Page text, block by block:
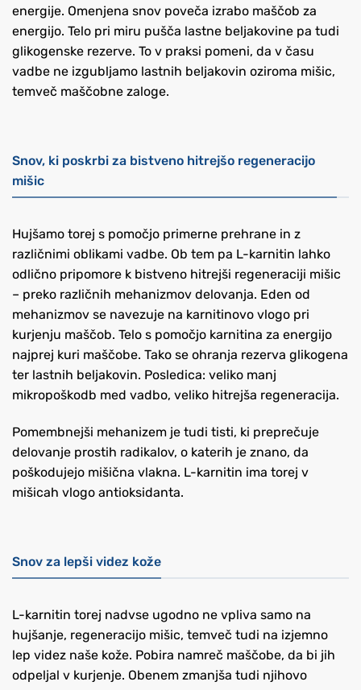
energije. Omenjena snov poveča izrabo maščob za
energijo. Telo pri miru pušča lastne beljakovine pa tudi
glikogenske rezerve. To v praksi pomeni, da v času
vadbe ne izgubljamo lastnih beljakovin oziroma mišic,
temveč maščobne zaloge.
Snov, ki poskrbi za bistveno hitrejšo regeneracijo
mišic
Hujšamo torej s pomočjo primerne prehrane in z
različnimi oblikami vadbe. Ob tem pa L-karnitin lahko
odlično pripomore k bistveno hitrejši regeneraciji mišic
– preko različnih mehanizmov delovanja. Eden od
mehanizmov se navezuje na karnitinovo vlogo pri
kurjenju maščob. Telo s pomočjo karnitina za energijo
najprej kuri maščobe. Tako se ohranja rezerva glikogena
ter lastnih beljakovin. Posledica: veliko manj
mikropoškodb med vadbo, veliko hitrejša regeneracija.
Pomembnejši mehanizem je tudi tisti, ki preprečuje
delovanje prostih radikalov, o katerih je znano, da
poškodujejo mišična vlakna. L-karnitin ima torej v
mišicah vlogo antioksidanta.
Snov za lepši videz kože
L-karnitin torej nadvse ugodno ne vpliva samo na
hujšanje, regeneracijo mišic, temveč tudi na izjemno
lep videz naše kože. Pobira namreč maščobe, da bi jih
odpeljal v kurjenje. Obenem zmanjša tudi njihovo